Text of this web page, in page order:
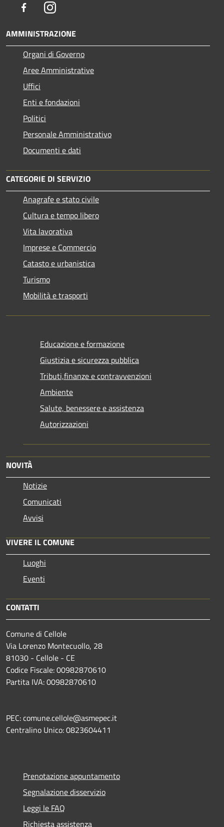
FacebookInstagram
AMMINISTRAZIONE
Organi di Governo
Aree Amministrative
Uffici
Enti e fondazioni
Politici
Personale Amministrativo
Documenti e dati
CATEGORIE DI SERVIZIO
Anagrafe e stato civile
Cultura e tempo libero
Vita lavorativa
Imprese e Commercio
Catasto e urbanistica
Turismo
Mobilità e trasporti
Educazione e formazione
Giustizia e sicurezza pubblica
Tributi,finanze e contravvenzioni
Ambiente
Salute, benessere e assistenza
Autorizzazioni
NOVITÀ
Notizie
Comunicati
Avvisi
VIVERE IL COMUNE
Luoghi
Eventi
CONTATTI
Comune di Cellole
Via Lorenzo Montecuollo, 28
81030 - Cellole - CE
Codice Fiscale: 00982870610
Partita IVA: 00982870610
PEC: comune.cellole@asmepec.it
Centralino Unico: 0823604411
Prenotazione appuntamento
Segnalazione disservizio
Leggi le FAQ
Richiesta assistenza